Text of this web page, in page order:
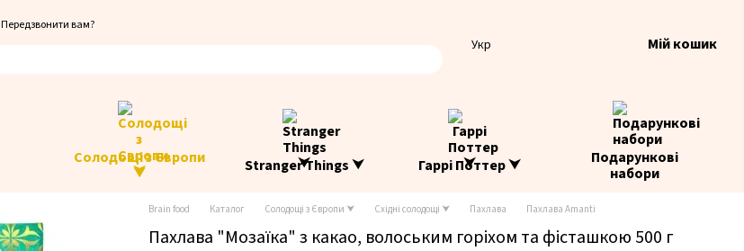
Передзвонити вам?
Укр Мій кошик
Солодощі з Європи
⮟
Stranger Things ⮟ Гаррі Поттер ⮟
Подарункові
набори
Brain food Каталог Солодощі з Європи ⮟ Східні солодощі ⮟ Пахлава Пахлава Amanti
Пахлава "Мозаїка" з какао, волоським горіхом та фісташкою 500 г